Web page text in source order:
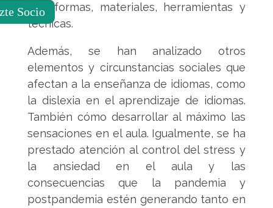
plataformas, materiales, herramientas y
técnicas.
Además, se han analizado otros
elementos y circunstancias sociales que
afectan a la enseñanza de idiomas, como
la dislexia en el aprendizaje de idiomas.
También cómo desarrollar al máximo las
sensaciones en el aula. Igualmente, se ha
prestado atención al control del stress y
la ansiedad en el aula y las
consecuencias que la pandemia y
postpandemia estén generando tanto en
Socio